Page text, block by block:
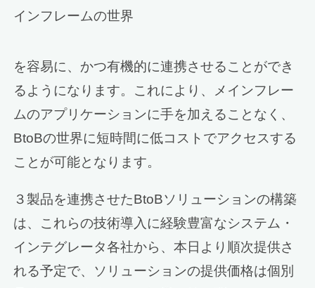
インフレームの世界
を容易に、かつ有機的に連携させることができ
るようになります。これにより、メインフレー
ムのアプリケーションに手を加えることなく、
BtoBの世界に短時間に低コストでアクセスする
ことが可能となります。
３製品を連携させたBtoBソリューションの構築
は、これらの技術導入に経験豊富なシステム・
インテグレータ各社から、本日より順次提供さ
れる予定で、ソリューションの提供価格は個別